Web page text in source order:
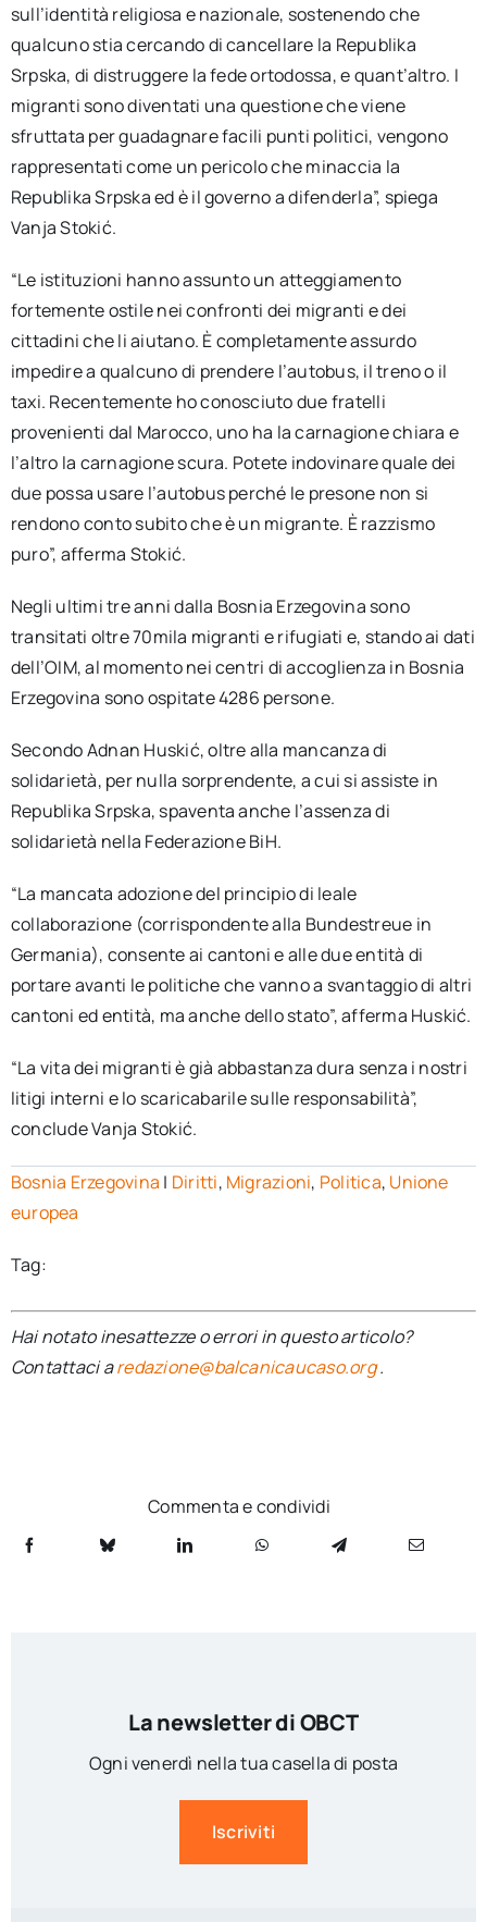
sull’identità religiosa e nazionale, sostenendo che
qualcuno stia cercando di cancellare la Republika
Srpska, di distruggere la fede ortodossa, e quant’altro. I
migranti sono diventati una questione che viene
sfruttata per guadagnare facili punti politici, vengono
rappresentati come un pericolo che minaccia la
Republika Srpska ed è il governo a difenderla”, spiega
Vanja Stokić.
“Le istituzioni hanno assunto un atteggiamento
fortemente ostile nei confronti dei migranti e dei
cittadini che li aiutano. È completamente assurdo
impedire a qualcuno di prendere l’autobus, il treno o il
taxi. Recentemente ho conosciuto due fratelli
provenienti dal Marocco, uno ha la carnagione chiara e
l’altro la carnagione scura. Potete indovinare quale dei
due possa usare l’autobus perché le presone non si
rendono conto subito che è un migrante. È razzismo
puro”, afferma Stokić.
Negli ultimi tre anni dalla Bosnia Erzegovina sono
transitati oltre 70mila migranti e rifugiati e, stando ai dati
dell’OIM, al momento nei centri di accoglienza in Bosnia
Erzegovina sono ospitate 4286 persone.
Secondo Adnan Huskić, oltre alla mancanza di
solidarietà, per nulla sorprendente, a cui si assiste in
Republika Srpska, spaventa anche l’assenza di
solidarietà nella Federazione BiH.
“La mancata adozione del principio di leale
collaborazione (corrispondente alla Bundestreue in
Germania), consente ai cantoni e alle due entità di
portare avanti le politiche che vanno a svantaggio di altri
cantoni ed entità, ma anche dello stato”, afferma Huskić.
“La vita dei migranti è già abbastanza dura senza i nostri
litigi interni e lo scaricabarile sulle responsabilità”,
conclude Vanja Stokić.
Bosnia Erzegovina | Diritti, Migrazioni, Politica, Unione
europea
Tag:
Hai notato inesattezze o errori in questo articolo?
Contattaci aredazione@balcanicaucaso.org.
Commenta e condividi
La newsletter di OBCT
Ogni venerdì nella tua casella di posta
Iscriviti